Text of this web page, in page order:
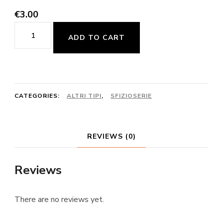
€3.00
snack
wafer
ADD TO CART
CATEGORIES: ALTRI TIPI, SFIZIOSERIE
REVIEWS (0)
Reviews
There are no reviews yet.